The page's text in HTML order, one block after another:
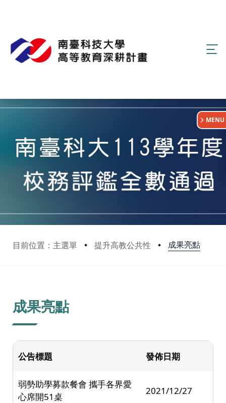
目前位置：主選單 提升高教公共性 成果亮點
:::
MENU
成果亮點
公告標題 發佈日期
弱勢助學募款餐會 攜手各界愛
心席開51桌
2021/12/27